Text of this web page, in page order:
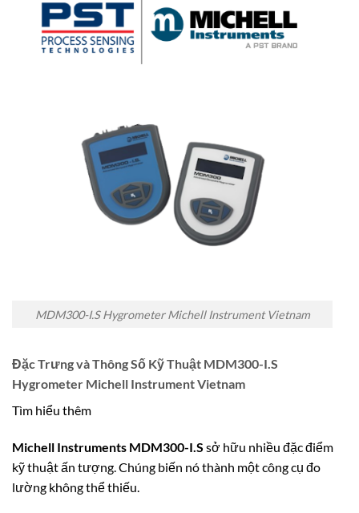
MDM300-I.S Hygrometer Michell Instrument Vietnam
Đặc Trưng và Thông Số Kỹ Thuật MDM300-I.S
Hygrometer Michell Instrument Vietnam
Tìm hiểu thêm
Michell Instruments MDM300-I.S sở hữu nhiều đặc điểm
kỹ thuật ấn tượng. Chúng biến nó thành một công cụ đo
lường không thể thiếu.